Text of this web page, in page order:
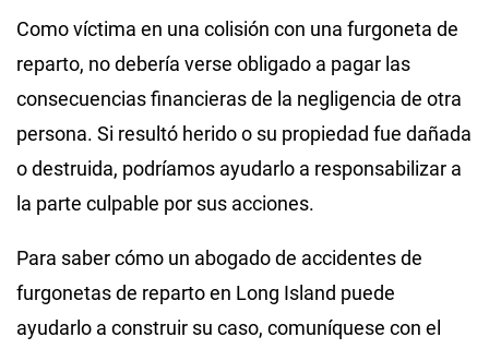
Como víctima en una colisión con una furgoneta de
reparto, no debería verse obligado a pagar las
consecuencias financieras de la negligencia de otra
persona. Si resultó herido o su propiedad fue dañada
o destruida, podríamos ayudarlo a responsabilizar a
la parte culpable por sus acciones.
Para saber cómo un abogado de accidentes de
furgonetas de reparto en Long Island puede
ayudarlo a construir su caso, comuníquese con el